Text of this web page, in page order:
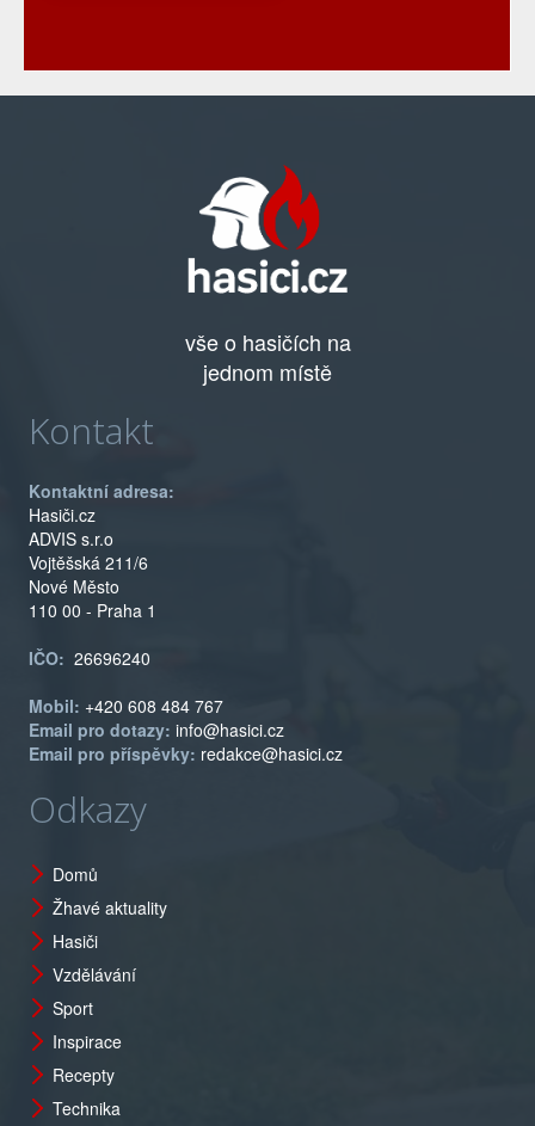
vše o hasičích na
jednom místě
Kontakt
Kontaktní adresa:
Hasiči.cz
ADVIS s.r.o
Vojtěšská 211/6
Nové Město
110 00 - Praha 1
IČO: 26696240
Mobil: +420 608 484 767
Email pro dotazy: info@hasici.cz
Email pro příspěvky: redakce@hasici.cz
Odkazy
Domů
Žhavé aktuality
Hasiči
Vzdělávání
Sport
Inspirace
Recepty
Technika